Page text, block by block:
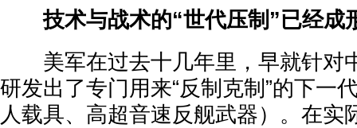
技术与战术的“世代压制”已经成
美军在过去十几年里，早就针对
研发出了专门用来“反制克制”的下一
人载具、高超音速反舰武器）。在实